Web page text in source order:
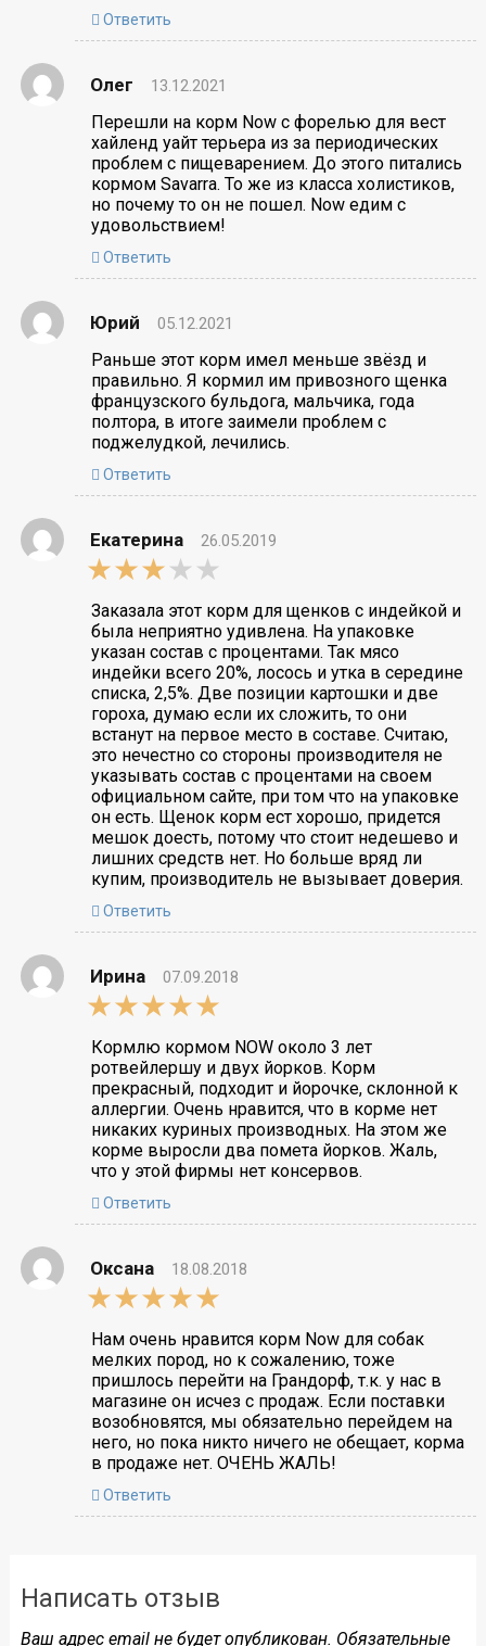
Ответить
Олег 13.12.2021
Перешли на корм Now с форелью для вест
хайленд уайт терьера из за периодических
проблем с пищеварением. До этого питались
кормом Savarra. То же из класса холистиков,
но почему то он не пошел. Now едим с
удовольствием!
Ответить
Юрий 05.12.2021
Раньше этот корм имел меньше звёзд и
правильно. Я кормил им привозного щенка
французского бульдога, мальчика, года
полтора, в итоге заимели проблем с
поджелудкой, лечились.
Ответить
Екатерина
26.05.2019
3,0
rating
Заказала этот корм для щенков с индейкой и
была неприятно удивлена. На упаковке
указан состав с процентами. Так мясо
индейки всего 20%, лосось и утка в середине
списка, 2,5%. Две позиции картошки и две
гороха, думаю если их сложить, то они
встанут на первое место в составе. Считаю,
это нечестно со стороны производителя не
указывать состав с процентами на своем
официальном сайте, при том что на упаковке
он есть. Щенок корм ест хорошо, придется
мешок доесть, потому что стоит недешево и
лишних средств нет. Но больше вряд ли
купим, производитель не вызывает доверия.
Ответить
Ирина
07.09.2018
5,0
rating
Кормлю кормом NOW около 3 лет
ротвейлершу и двух йорков. Корм
прекрасный, подходит и йорочке, склонной к
аллергии. Очень нравится, что в корме нет
никаких куриных производных. На этом же
корме выросли два помета йорков. Жаль,
что у этой фирмы нет консервов.
Ответить
Оксана
18.08.2018
5,0
rating
Нам очень нравится корм Now для собак
мелких пород, но к сожалению, тоже
пришлось перейти на Грандорф, т.к. у нас в
магазине он исчез с продаж. Если поставки
возобновятся, мы обязательно перейдем на
него, но пока никто ничего не обещает, корма
в продаже нет. ОЧЕНЬ ЖАЛЬ!
Ответить
Написать отзыв
Ваш адрес email не будет опубликован. Обязательные